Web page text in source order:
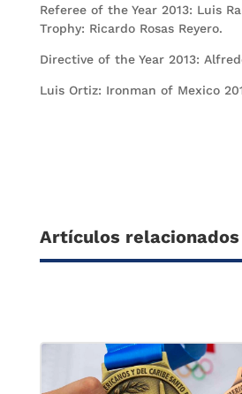
Referee of the Year 2013: Luis
Trophy: Ricardo Rosas Reyero.
Directive of the Year 2013:
Luis Ortiz: Ironman of Mexico
Artículos relacionados